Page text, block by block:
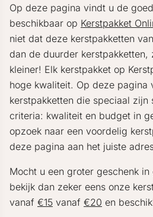
Op deze pagina vindt u de
beschikbaar op Kerstpakket
niet dat deze kerstpakketten
dan de duurder kerstpakketten,
kleiner! Elk kerstpakket op
hoge kwaliteit. Op deze pagina
kerstpakketten die speciaal zijn
criteria: kwaliteit en budget in
opzoek naar een voordelig
deze pagina aan het juiste
Mocht u een groter geschenk
bekijk dan zeker eens onze
vanaf €15 vanaf €20 en